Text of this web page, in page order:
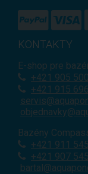
KONTAKTY
E-shop pre
+421 905
+421 915
Bazény
+421 911
+421 907